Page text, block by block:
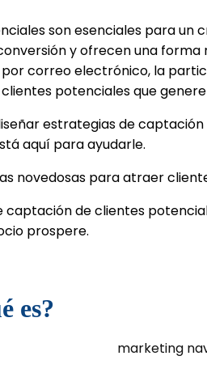
son esenciales para
y ofrecen una
correo electrónico, la
potenciales que
estrategias de
aquí para ayudarle.
novedosas para atraer
de clientes
prospere.
es?